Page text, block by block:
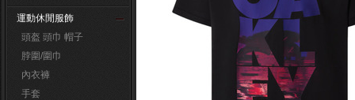
運動休閒服飾
頭盔 頭巾 帽子
脖圍/圍巾
內衣褲
手套